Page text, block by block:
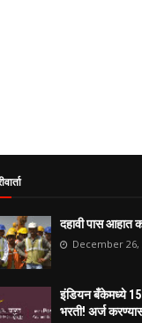
दहावी पास आहात
December 26,
इंडियन बँकेमध्ये
भरती! अर्ज